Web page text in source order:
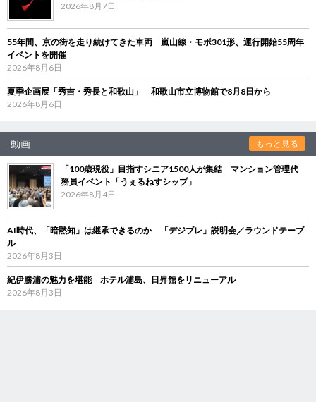
2026年8月7日
55年間、京の街を走り続けてきた車両 嵐山線・モボ301形、運行開始55周年
イベントを開催
2026年8月6日
夏季企画展「秀吉・秀長と和歌山」 和歌山市立博物館で8月8日から
2026年8月6日
動画 もっと見る
「100歳現役」目指すシニア1500人が集結 マンション管理代
務員イベント「うぇるねすシップ」
2026年8月4日
AI時代、「暗黙知」は継承できるのか 「デジブレ」説明会／ラウンドテーブ
ル
2026年8月3日
紀伊勝浦の魅力を堪能 ホテル浦島、日昇館をリニューアル
2026年8月3日